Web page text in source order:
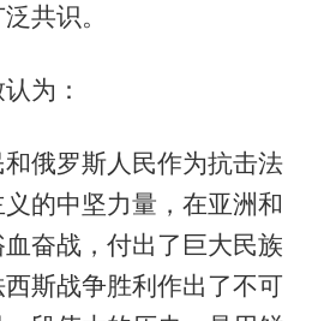
共识。
为：
俄罗斯人民作为抗击法
的中坚力量，在亚洲和
奋战，付出了巨大民族
斯战争胜利作出了不可